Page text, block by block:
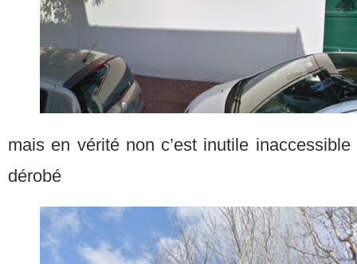
mais en vérité non c’est inutile
dérobé